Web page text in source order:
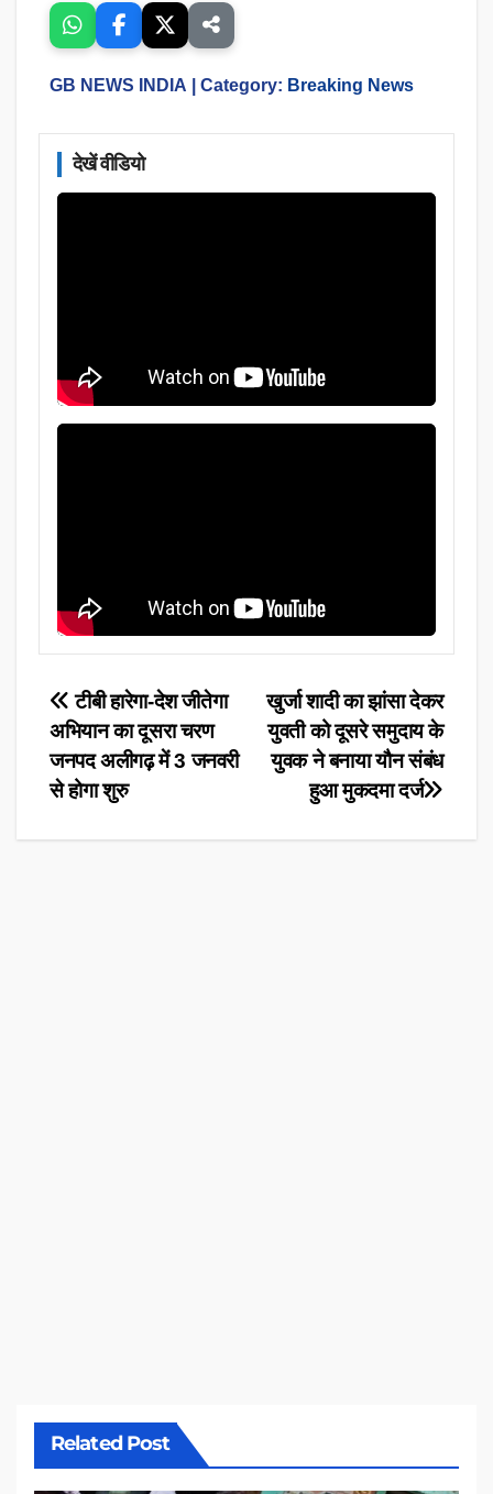
GB NEWS INDIA | Category: Breaking News
देखें वीडियो
Post
navigation
खुर्जा शादी का झांसा देकर
युवती को दूसरे समुदाय के
युवक ने बनाया यौन संबंध
हुआ मुकदमा दर्ज
टीबी हारेगा-देश जीतेगा
अभियान का दूसरा चरण
जनपद अलीगढ़ में 3 जनवरी
से होगा शुरु
Related Post